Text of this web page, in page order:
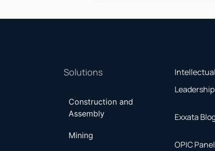
Solutions
Construction and
Assembly
Mining
Intellectual
Leadership
Exxata
OPIC Panel